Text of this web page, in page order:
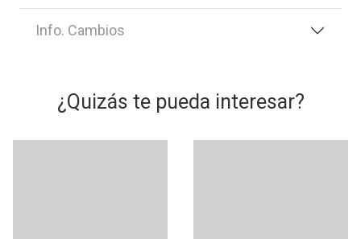
Info. Cambios
¿Quizás te pueda interesar?